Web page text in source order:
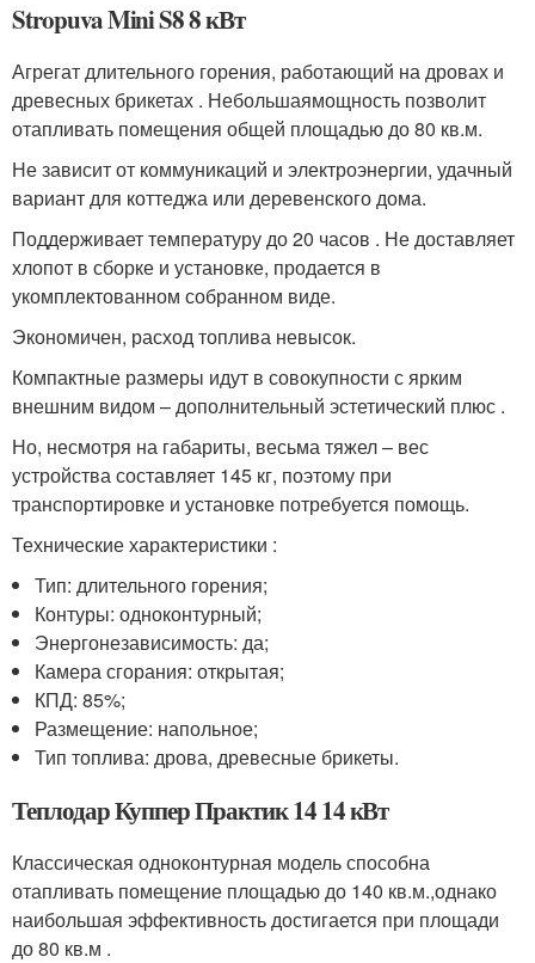
Stropuva Mini S8 8 кВт
Агрегат длительного горения, работающий на дровах и
древесных брикетах . Небольшаямощность позволит
отапливать помещения общей площадью до 80 кв.м.
Не зависит от коммуникаций и электроэнергии, удачный
вариант для коттеджа или деревенского дома.
Поддерживает температуру до 20 часов . Не доставляет
хлопот в сборке и установке, продается в
укомплектованном собранном виде.
Экономичен, расход топлива невысок.
Компактные размеры идут в совокупности с ярким
внешним видом – дополнительный эстетический плюс .
Но, несмотря на габариты, весьма тяжел – вес
устройства составляет 145 кг, поэтому при
транспортировке и установке потребуется помощь.
Технические характеристики :
Тип: длительного горения;
Контуры: одноконтурный;
Энергонезависимость: да;
Камера сгорания: открытая;
КПД: 85%;
Размещение: напольное;
Тип топлива: дрова, древесные брикеты.
Теплодар Куппер Практик 14 14 кВт
Классическая одноконтурная модель способна
отапливать помещение площадью до 140 кв.м.,однако
наибольшая эффективность достигается при площади
до 80 кв.м .